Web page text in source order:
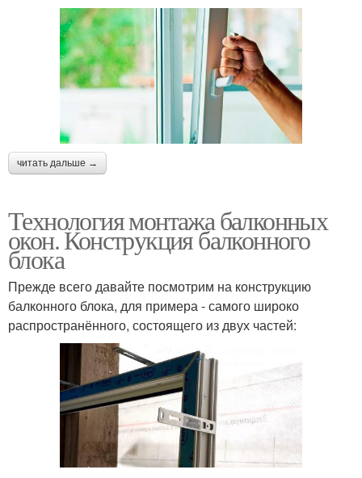
читать дальше →
Технология монтажа балконных
окон. Конструкция балконного
блока
Прежде всего давайте посмотрим на конструкцию
балконного блока, для примера - самого широко
распространённого, состоящего из двух частей: